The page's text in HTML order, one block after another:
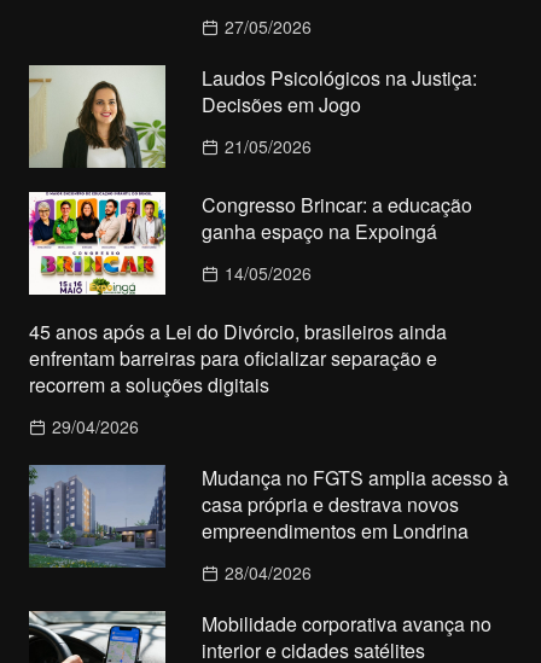
27/05/2026
Laudos Psicológicos na Justiça:
Decisões em Jogo
21/05/2026
Congresso Brincar: a educação
ganha espaço na Expoingá
14/05/2026
45 anos após a Lei do Divórcio, brasileiros ainda
enfrentam barreiras para oficializar separação e
recorrem a soluções digitais
29/04/2026
Mudança no FGTS amplia acesso à
casa própria e destrava novos
empreendimentos em Londrina
28/04/2026
Mobilidade corporativa avança no
interior e cidades satélites